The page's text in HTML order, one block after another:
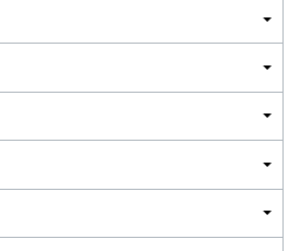
Pytania i odpowiedzi
Kariera
Kontakt
Komunikacja z akcjonariuszami